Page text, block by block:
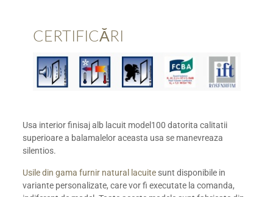
CERTIFICĂRI
Usa interior finisaj alb lacuit model100 datorita calitatii
superioare a balamalelor aceasta usa se manevreaza
silentios.
Usile din gama furnir natural lacuite sunt disponibile in
variante personalizate, care vor fi executate la comanda,